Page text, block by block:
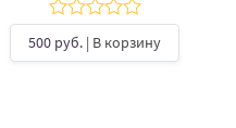
500 руб. | В корзину